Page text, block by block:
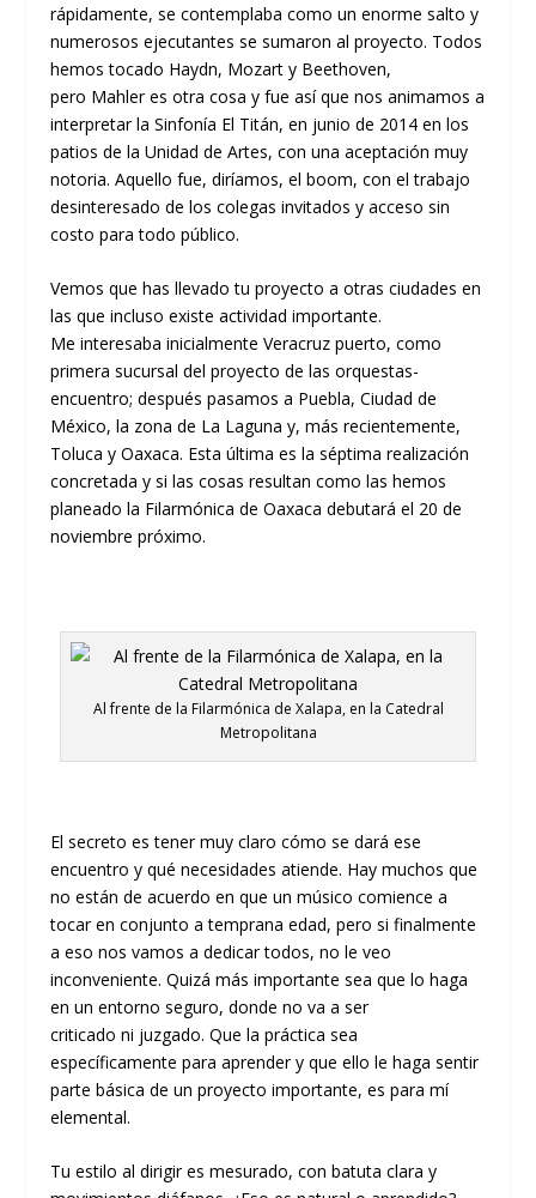
rápidamente,se contemplaba como un enorme salto y
numerosos ejecutantes se sumaron al proyecto. Todos
hemos tocado Haydn, Mozart y Beethoven,
pero Mahleres otra cosay fue así que nos animamos a
interpretar la Sinfonía El Titán, en junio de 2014 en los
patios de la Unidad de Artes, con una aceptación muy
notoria. Aquello fue, diríamos, elboom, con el trabajo
desinteresado de los colegas invitados y acceso sin
costo para todo público.
Vemos que has llevado tu proyecto a otras ciudades en
las que incluso existe actividad importante.
Me interesaba inicialmenteVeracruz puerto, como
primera sucursal del proyecto delasorquestas-
encuentro; después pasamos a Puebla,Ciudad de
México, la zona de La Laguna y, más recientemente,
Toluca y Oaxaca. Esta última es la séptima realización
concretada ysi las cosas resultan como las hemos
planeado la Filarmónica de Oaxacadebutará el 20 de
noviembre próximo.
Al frente de la Filarmónica de Xalapa, en la Catedral
Metropolitana
El secreto es tener muy clarocómo se dará ese
encuentro y qué necesidades atiende. Hay muchos que
no están de acuerdo en que un músico comience a
tocar en conjunto a temprana edad, pero sifinalmente
a eso nos vamos a dedicartodos,no le veo
inconveniente. Quizá más importante sea que lo haga
en unentorno seguro,donde no va a ser
criticadoni juzgado. Que la práctica sea
específicamente para aprender y que ello le haga sentir
partebásicade un proyecto importante, es para mí
elemental.
Tu estilo al dirigir es mesurado, con batuta clara y